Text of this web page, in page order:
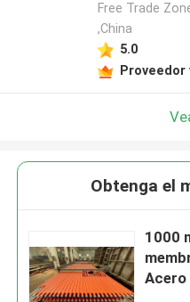
Free Trade
,China
5.0
Obtenga el
1000
Acero